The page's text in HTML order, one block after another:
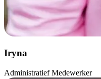
Iryna
Administratief Medewerker